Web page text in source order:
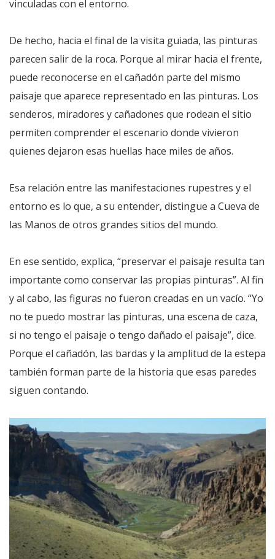
vinculadas con el entorno.
De hecho, hacia el final de la visita guiada, las pinturas
parecen salir de la roca. Porque al mirar hacia el frente,
puede reconocerse en el cañadón parte del mismo
paisaje que aparece representado en las pinturas. Los
senderos, miradores y cañadones que rodean el sitio
permiten comprender el escenario donde vivieron
quienes dejaron esas huellas hace miles de años.
Esa relación entre las manifestaciones rupestres y el
entorno es lo que, a su entender, distingue a Cueva de
las Manos de otros grandes sitios del mundo.
En ese sentido, explica, “preservar el paisaje resulta tan
importante como conservar las propias pinturas”. Al fin
y al cabo, las figuras no fueron creadas en un vacío. “Yo
no te puedo mostrar las pinturas, una escena de caza,
si no tengo el paisaje o tengo dañado el paisaje”, dice.
Porque el cañadón, las bardas y la amplitud de la estepa
también forman parte de la historia que esas paredes
siguen contando.